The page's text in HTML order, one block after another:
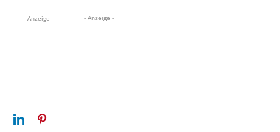
- Anzeige -
- Anzeige -